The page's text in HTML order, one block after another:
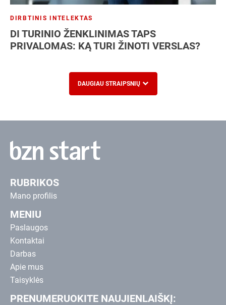
DIRBTINIS INTELEKTAS
DI TURINIO ŽENKLINIMAS TAPS
PRIVALOMAS: KĄ TURI ŽINOTI VERSLAS?
DAUGIAU STRAIPSNIŲ
RUBRIKOS
Mano profilis
MENIU
Paslaugos
Kontaktai
Darbas
Apie mus
Taisyklės
PRENUMERUOKITE NAUJIENLAIŠKĮ: